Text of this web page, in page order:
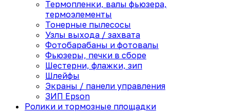
Термопленки, валы фьюзера,
термоэлементы
Тонерные пылесосы
Узлы выхода / захвата
Фотобарабаны и фотовалы
Фьюзеры, печки в сборе
Шестерни, флажки, зип
Шлейфы
Экраны / панели управления
ЗИП Epson
Ролики и тормозные площадки